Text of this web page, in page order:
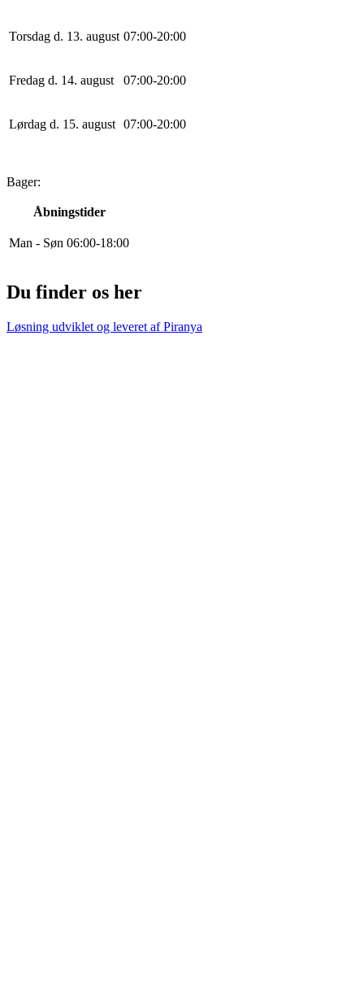
Torsdag d. 13. august 07:00-20:00
Fredag d. 14. august 07:00-20:00
Lørdag d. 15. august 07:00-20:00
Bager:
Åbningstider
Man - Søn 06:00-18:00
Du finder os her
Løsning udviklet og leveret afPiranya